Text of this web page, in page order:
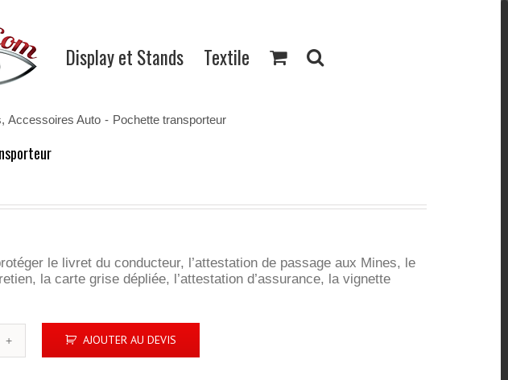
Display et Stands Textile
, Accessoires Auto - Pochette transporteur
le livret du conducteur, l’attestation de passage aux Mines, le
la carte grise dépliée, l’attestation d’assurance, la vignette
AJOUTER AU DEVIS